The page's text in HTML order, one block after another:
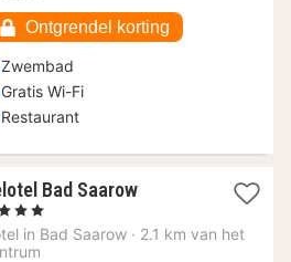
€
Ontgrendel korting
Zwembad
Gratis Wi-Fi
Restaurant
Bad Saarow1
vanaf
in Bad Saarow · 2.1 km van het